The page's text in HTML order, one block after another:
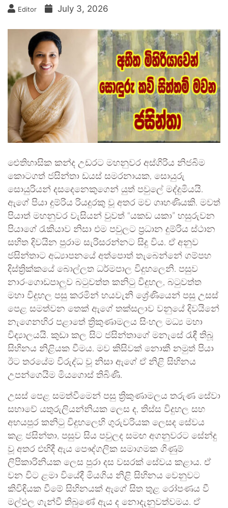
Editor July 3, 2026
ඓතිහාසික කන්ද උඩරට මහනුවර අස්ගිරිය නිජබිම
කොටගත් ජසින්තා ඩයස් සමරනායක, සොයුරු
සොයුරියන් දසදෙනෙකුගෙන් යුත් පවුලේ මද්දුමියයි.
ඇගේ පියා දුම්රිය රියදුරකු වූ අතර මව ගෘහණියකි. මවත්
පියාත් මහනුවර වැසියන් වුවත් “යකඩ යකා” හසුරුවන
පියාගේ රැකියාව නිසා එම පවුලට ප්‍රධාන දුම්රිය ස්ථාන
සහිත දිවයින පුරාම සැරිසරන්නට සිදු විය. ඒ අනුව
ජසින්තාට අධ්‍යාපනයේ අත්පොත් තැබෙන්නේ ගම්පහ
දිස්ත්‍රික්කයේ බොල්ලත ධර්මපාල විදුහලෙනි. පසුව
නාරංගොඩපාලුව බටුවත්ත කනිටු විදුහල, බටුවත්ත
මහා විදුහල පසු කරමින් හයවැනි ශ්‍රේණියෙන් පසු උසස්
පෙළ සමත්වන තෙක් ඇගේ තක්සලාව වනුයේ දිවයිනේ
නැගෙනහිර පළාතේ ත්‍රිකුණාමලය සිංහල මධ්‍ය මහා
විද්‍යාලයයි. කුඩා කල සිට ජසින්තාගේ මනැසේ රැඳී තිබූ
සිහිනය නිළියක වීමය. මව කිසිවක් නොකී නමුත් පියා
ඊට තරයේම විරුද්ධ වූ නිසා ඇගේ ඒ නිළි සිහිනය
උපන්ගෙයිම මියගොස් තිබිණි.
උසස් පෙළ සමත්වීමෙන් පසු ත්‍රිකුණාමලය තරුණ සේවා
සභාවේ යතුරුලියන්නියක ලෙස ද, තිස්ස විදුහල සහ
අභයපුර කනිටු විදුහලෙහි ගුරුවරියක ලෙසද සේවය
කළ ජසින්තා, පසුව සිය පවුලද සමඟ අගනුවරට සේන්දු
වූ අතර එහිදී ඇය පෞද්ගලික සමාගමක ගිණුම්
ලිපිකාරිනියක ලෙස පුරා දස වසරක් සේවය කළාය. ඒ
වන විට ළමා වියේදී මියගිය නිළි සිහිනය වෙනුවට
කිවිඳියක වීමේ සිහිනයක් ඇගේ සිත තුළ රෝපණය වී
මල්ඵල ගැන්වී තිබුණේ ඇය ද නොදැනුවත්වමය. ඒ